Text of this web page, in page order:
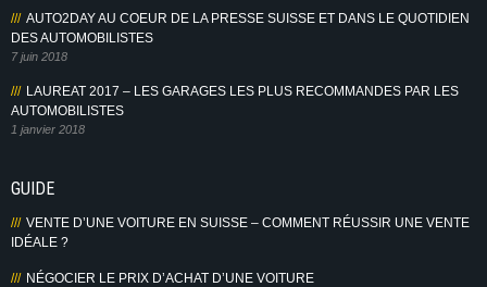
AUTO2DAY AU COEUR DE LA PRESSE SUISSE ET DANS LE QUOTIDIEN
DES AUTOMOBILISTES
7 juin 2018
LAUREAT 2017 – LES GARAGES LES PLUS RECOMMANDES PAR LES
AUTOMOBILISTES
1 janvier 2018
GUIDE
VENTE D’UNE VOITURE EN SUISSE – COMMENT RÉUSSIR UNE VENTE
IDÉALE ?
NÉGOCIER LE PRIX D’ACHAT D’UNE VOITURE